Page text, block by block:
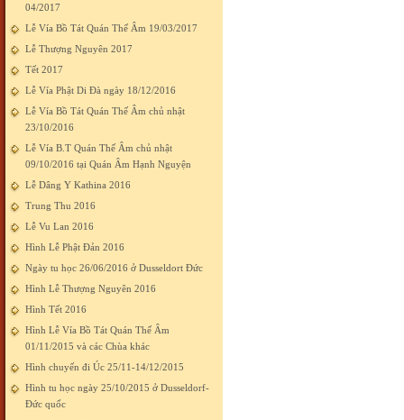
04/2017
Lễ Vía Bồ Tát Quán Thế Âm 19/03/2017
Lễ Thượng Nguyên 2017
Tết 2017
Lễ Vía Phật Di Đà ngày 18/12/2016
Lễ Vía Bồ Tát Quán Thế Âm chủ nhật
23/10/2016
Lễ Vía B.T Quán Thế Âm chủ nhật
09/10/2016 tại Quán Âm Hạnh Nguyện
Lễ Dâng Y Kathina 2016
Trung Thu 2016
Lễ Vu Lan 2016
Hình Lễ Phật Đản 2016
Ngày tu học 26/06/2016 ở Dusseldort Đức
Hình Lễ Thượng Nguyên 2016
Hình Tết 2016
Hình Lễ Vía Bồ Tát Quán Thế Âm
01/11/2015 và các Chùa khác
Hình chuyến đi Úc 25/11-14/12/2015
Hình tu học ngày 25/10/2015 ở Dusseldorf-
Đức quốc